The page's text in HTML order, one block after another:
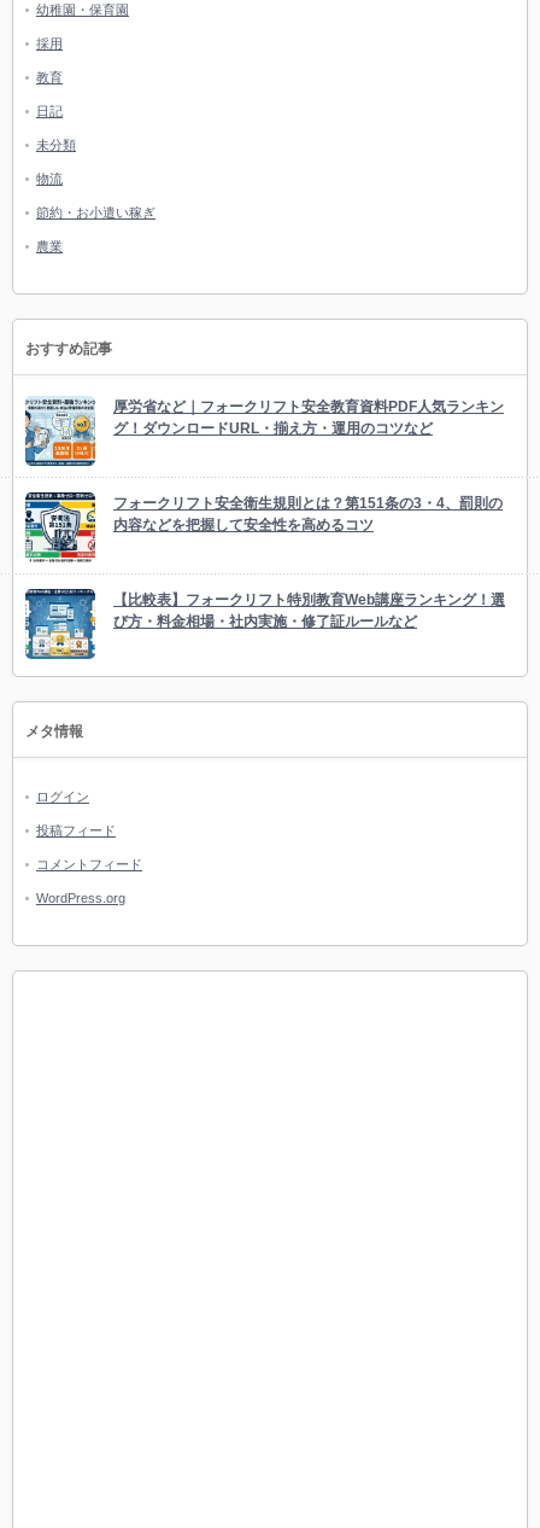
幼稚園・保育園
採用
教育
日記
未分類
物流
節約・お小遣い稼ぎ
農業
おすすめ記事
厚労省など｜フォークリフト安全教育資料PDF人気ランキン
グ！ダウンロードURL・揃え方・運用のコツなど
フォークリフト安全衛生規則とは？第151条の3・4、罰則の
内容などを把握して安全性を高めるコツ
【比較表】フォークリフト特別教育Web講座ランキング！選
び方・料金相場・社内実施・修了証ルールなど
メタ情報
ログイン
投稿フィード
コメントフィード
WordPress.org